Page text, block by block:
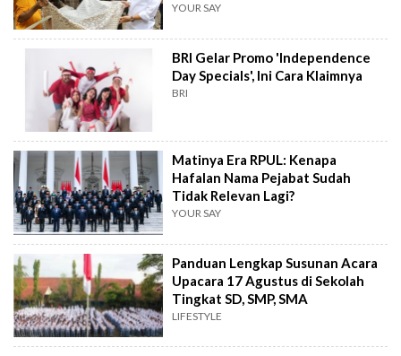
YOUR SAY
BRI Gelar Promo 'Independence
Day Specials', Ini Cara Klaimnya
BRI
Matinya Era RPUL: Kenapa
Hafalan Nama Pejabat Sudah
Tidak Relevan Lagi?
YOUR SAY
Panduan Lengkap Susunan Acara
Upacara 17 Agustus di Sekolah
Tingkat SD, SMP, SMA
LIFESTYLE